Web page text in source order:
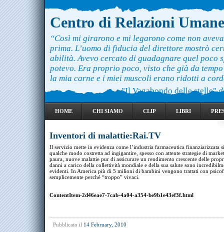
Centro di Relazioni Umane
“Così mi girarono e mi legarono come non
prima. L’uomo di fiducia del direttore mostrò
abilità. Avevo cercato di guadagnare quel poco
potevo. Era proprio poco, visto che già da
la mia carne e i miei muscoli erano ridotti a
"Il Vagabondo delle stelle"
HOME CHI SIAMO CLIP LIBRI
Inventori di malattie:Rai.TV
Il servizio mette in evidenza come l’industria farmaceutica finanziarizzata
qualche modo costretta ad ingigantire, spesso con attente strategie di
paura, nuove malattie pur di assicurare un rendimento crescente delle
danni a carico della collettività mondiale e della sua salute sono
evidenti. In America più di 5 milioni di bambini vengono trattati con
semplicemente perché “troppo” vivaci.
ContentItem-2d46eae7-7cab-4a04-a354-be9b1e43ef3f.html
Pubblicato il 14 February, 2010